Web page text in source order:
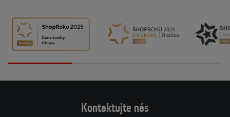
Kontaktujte nás